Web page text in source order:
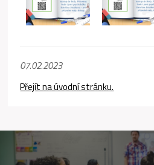
07.02.2023
Přejít na úvodní stránku.